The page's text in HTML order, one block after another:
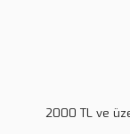
2000 TL ve